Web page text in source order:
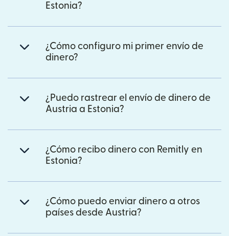
Estonia?
¿Cómo configuro mi primer envío de
dinero?
¿Puedo rastrear el envío de dinero de
Austria a Estonia?
¿Cómo recibo dinero con Remitly en
Estonia?
¿Cómo puedo enviar dinero a otros
países desde Austria?